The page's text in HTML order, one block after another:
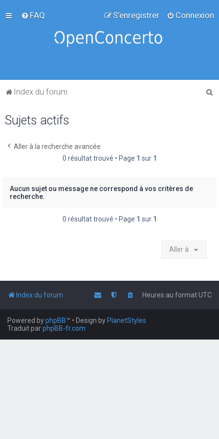
FAQ Connexion
S’enregistrer
Index du forum
Sujets actifs
Aller à la recherche avancée
0 résultat trouvé • Page 1 sur 1
Aucun sujet ou message ne correspond à vos critères de
recherche.
0 résultat trouvé • Page 1 sur 1
Aller à
Index du forum Heures au formatUTC
Powered byphpBB™ • Design by PlanetStyles
Traduit parphpBB-fr.com